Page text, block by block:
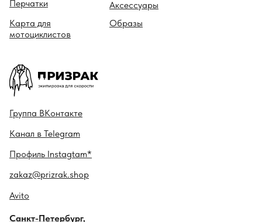
Перчатки
Карта для
мотоциклистов
Образы
Аксессуары
Канал в Telegram
Профиль Instagtam*
Гру ппа ВКонтакте
zakaz@prizrak.shop
Санкт-Петербург,
Avito